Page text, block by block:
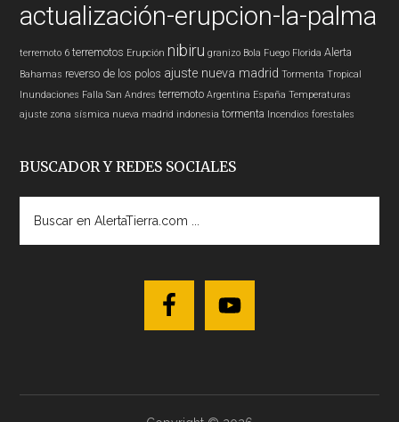
actualización-erupcion-la-palma
terremoto 6 terremotos Erupción nibiru granizo Bola Fuego Florida Alerta
Bahamas reverso de los polos ajuste nueva madrid Tormenta Tropical
Inundaciones Falla San Andres terremoto Argentina España Temperaturas
ajuste zona sísmica nueva madrid indonesia tormenta Incendios forestales
BUSCADOR Y REDES SOCIALES
AlertaTierra.com